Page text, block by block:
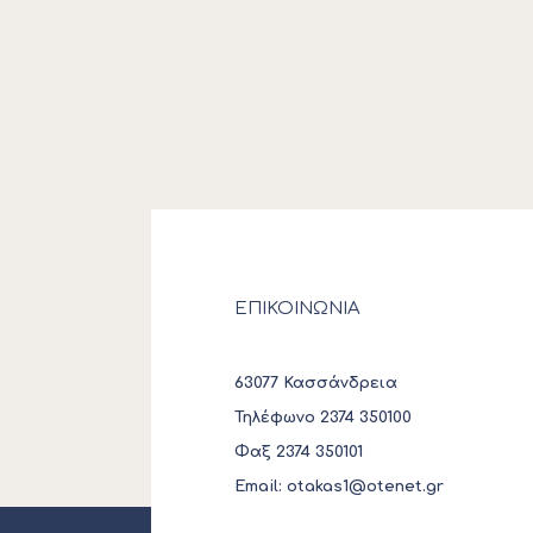
ΕΠΙΚΟΙΝΩΝΙΑ
63077 Κασσάνδρεια
Τηλέφωνο 2374 350100
Φαξ 2374 350101
Email: otakas1@otenet.gr